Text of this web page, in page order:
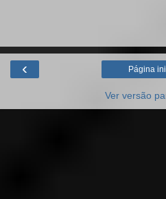
‹ Página
Ver versão